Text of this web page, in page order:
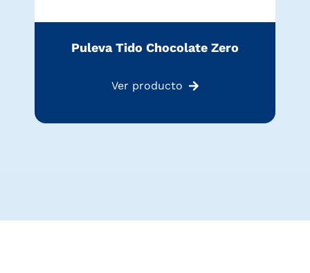
Puleva Tido Chocolate Zero
Ver producto